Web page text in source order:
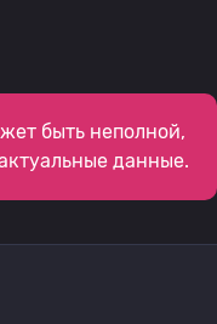
быть неполной,
данные.